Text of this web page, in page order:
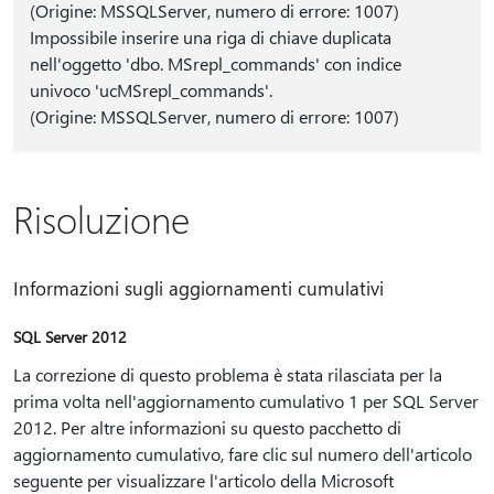
(Origine: MSSQLServer, numero di errore: 1007)
Impossibile inserire una riga di chiave duplicata
nell'oggetto 'dbo. MSrepl_commands' con indice
univoco 'ucMSrepl_commands'.
(Origine: MSSQLServer, numero di errore: 1007)
Risoluzione
Informazioni sugli aggiornamenti cumulativi
SQL Server 2012
La correzione di questo problema è stata rilasciata per la
prima volta nell'aggiornamento cumulativo 1 per SQL Server
2012. Per altre informazioni su questo pacchetto di
aggiornamento cumulativo, fare clic sul numero dell'articolo
seguente per visualizzare l'articolo della Microsoft